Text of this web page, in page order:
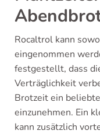
Rocaltrol kann
eingenommen
festgestellt, dass
Verträglichkeit
Brotzeit ein
einzunehmen. Ein
kann zusätzlich